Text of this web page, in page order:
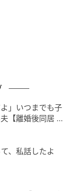
」いつまでも子
【離婚後同居 Vo
、私話したよ